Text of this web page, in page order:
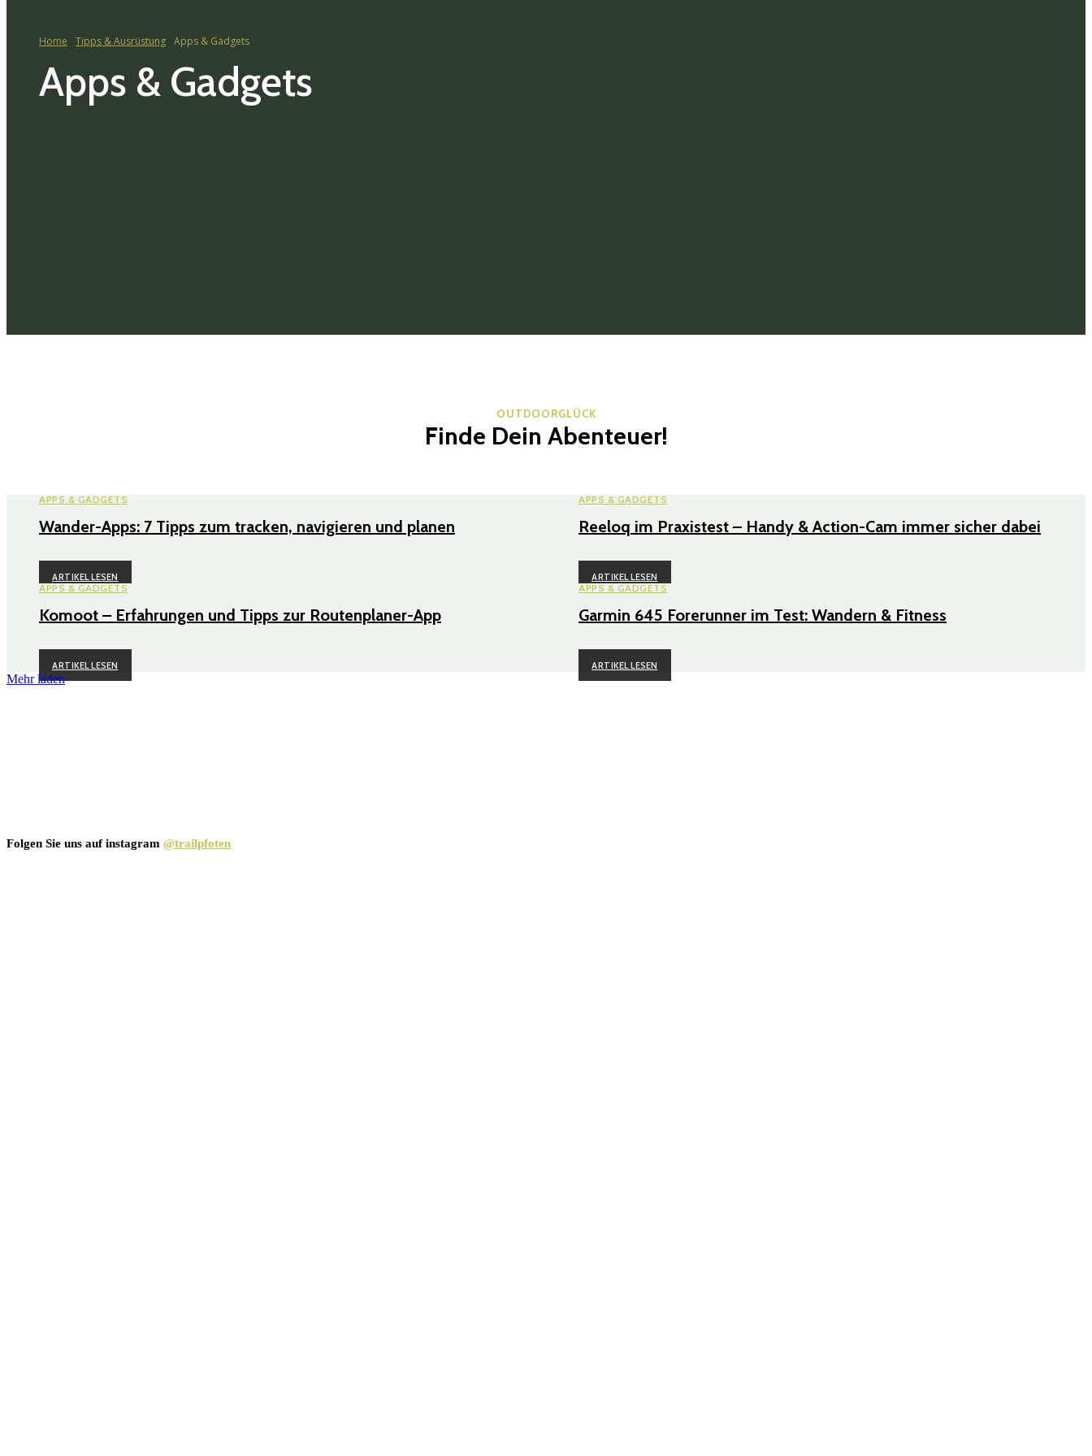
Home Tipps & Ausrüstung Apps & Gadgets
Apps & Gadgets
OUTDOORGLÜCK
Finde Dein Abenteuer!
APPS & GADGETS
Wander-Apps: 7 Tipps zum tracken, navigieren und planen
ARTIKEL LESEN
APPS & GADGETS
Reeloq im Praxistest – Handy & Action-Cam immer sicher dabei
ARTIKEL LESEN
APPS & GADGETS
Komoot – Erfahrungen und Tipps zur Routenplaner-App
ARTIKEL LESEN
APPS & GADGETS
Garmin 645 Forerunner im Test: Wandern & Fitness
ARTIKEL LESEN
Mehr laden
Folgen Sie uns auf instagram @trailpfoten